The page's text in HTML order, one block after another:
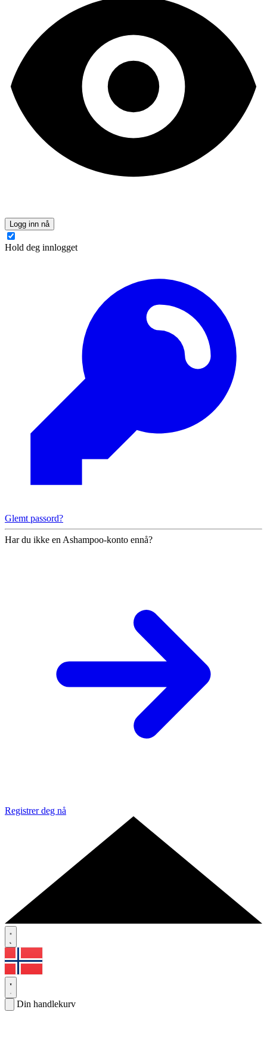
Logg inn nå
Hold deg innlogget
Glemt passord?
Har du ikke en Ashampoo-konto ennå?
Registrer deg nå
Din handlekurv